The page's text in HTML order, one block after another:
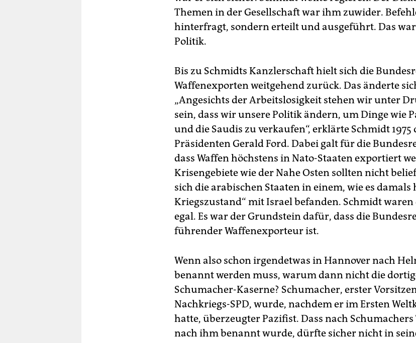
Themen in der Gesellschaft war ihm zuwider.
hinterfragt, sondern erteilt und ausgeführt. Das
Politik.
Bis zu Schmidts Kanzlerschaft hielt sich die
Waffenexporten weitgehend zurück. Das änderte
„Angesichts der Arbeitslosigkeit stehen wir unter
sein, dass wir unsere Politik ändern, um Dinge wie
und die Saudis zu verkaufen“, erklärte Schmidt 1975
Präsidenten Gerald Ford. Dabei galt für die
dass Waffen höchstens in Nato-Staaten exportiert
Krisengebiete wie der Nahe Osten sollten nicht
sich die arabischen Staaten in einem, wie es damals
Kriegszustand“ mit Israel befanden. Schmidt waren
egal. Es war der Grundstein dafür, dass die
führender Waffenexporteur ist.
Wenn also schon irgendetwas in Hannover nach
benannt werden muss, warum dann nicht die
Schumacher-Kaserne? Schumacher, erster
Nachkriegs-SPD, wurde, nachdem er im Ersten
hatte, überzeugter Pazifist. Dass nach Schumachers
nach ihm benannt wurde, dürfte sicher nicht in